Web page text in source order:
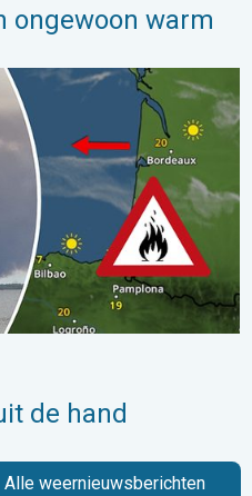
ongewoon warm
Spanje en Frankrijk. . . vrijdag
de hand
Alle weernieuwsberichten